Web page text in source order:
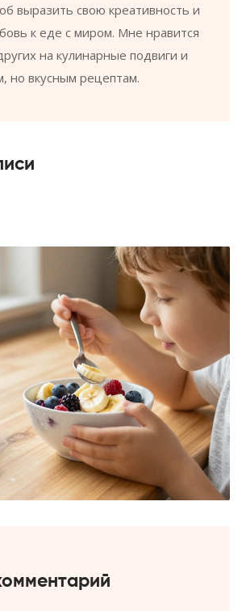
выразить свою креативность и
к еде с миром. Мне нравится
на кулинарные подвиги и
но вкусным рецептам.